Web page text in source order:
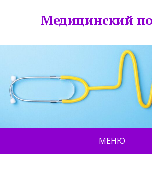
Медицинский
МЕНЮ